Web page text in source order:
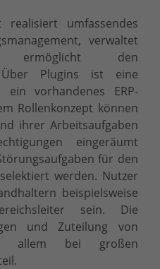
realisiert umfassendes
verwaltet
ermöglicht den
Über Plugins ist eine
vorhandenes ERP-
Rollenkonzept können
ihrer Arbeitsaufgaben
eingeräumt
für den
werden. Nutzer
beispielsweise
sein. Die
und Zuteilung von
allem bei großen